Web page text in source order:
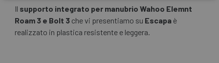
Il supporto integrato per manubrio Wahoo Elemnt
Roam 3 e Bolt 3 che vi presentiamo su Escapa è
realizzato in plastica resistente e leggera.